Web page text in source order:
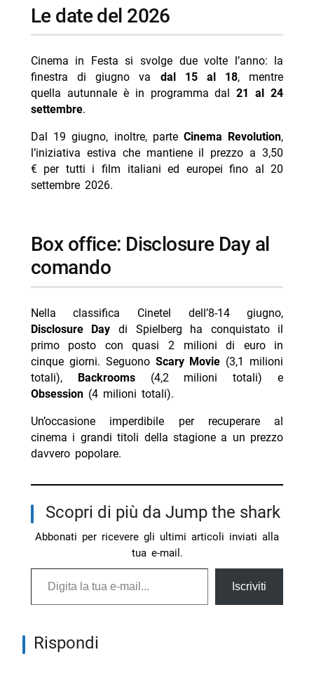
Le date del 2026
Cinema in Festa si svolge due volte l’anno: la
finestra di giugno va dal 15 al 18, mentre
quella autunnale è in programma dal21 al 24
settembre.
Dal 19 giugno, inoltre, parte Cinema Revolution,
l’iniziativa estiva che mantiene il prezzo a 3,50
€ per tutti i film italiani ed europei fino al 20
settembre 2026.
Box office: Disclosure Day al
comando
Nella classifica Cinetel dell’8-14 giugno,
Disclosure Day di Spielberg ha conquistato il
primo posto con quasi 2 milioni di euro in
cinque giorni. Seguono Scary Movie (3,1 milioni
totali), Backrooms(4,2 milioni totali) e
Obsession(4 milioni totali).
Un’occasione imperdibile per recuperare al
cinema i grandi titoli della stagione a un prezzo
davvero popolare.
Scopri di più da Jump the shark
Abbonati per ricevere gli ultimi articoli inviati alla
tua e-mail.
Digita la tua e-mail...
Iscriviti
Rispondi